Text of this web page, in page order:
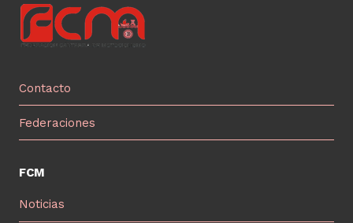
Contacto
Federaciones
FCM
Noticias